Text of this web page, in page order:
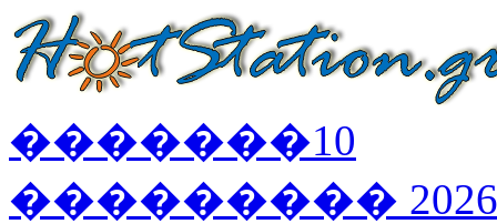
�������10
��������� 2026